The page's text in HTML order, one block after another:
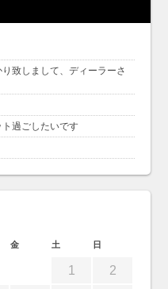
致しまして、ディーラーさ
過ごしたいです
金 土 日
1 2